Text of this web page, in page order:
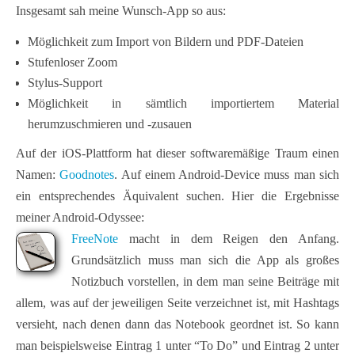
Insgesamt sah meine Wunsch-App so aus:
Möglichkeit zum Import von Bildern und PDF-Dateien
Stufenloser Zoom
Stylus-Support
Möglichkeit in sämtlich importiertem Material
herumzuschmieren und -zusauen
Auf der iOS-Plattform hat dieser softwaremäßige Traum einen
Namen:Goodnotes. Auf einem Android-Device muss man sich
ein entsprechendes Äquivalent suchen. Hier die Ergebnisse
meiner Android-Odyssee:
FreeNote macht in dem Reigen den Anfang.
Grundsätzlich muss man sich die App als großes
Notizbuch vorstellen, in dem man seine Beiträge mit
allem, was auf der jeweiligen Seite verzeichnet ist, mit Hashtags
versieht, nach denen dann das Notebook geordnet ist. So kann
man beispielsweise Eintrag 1 unter “To Do” und Eintrag 2 unter